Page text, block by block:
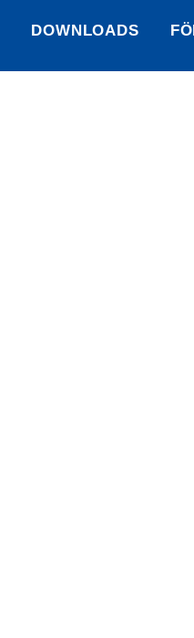
DOWNLOADS